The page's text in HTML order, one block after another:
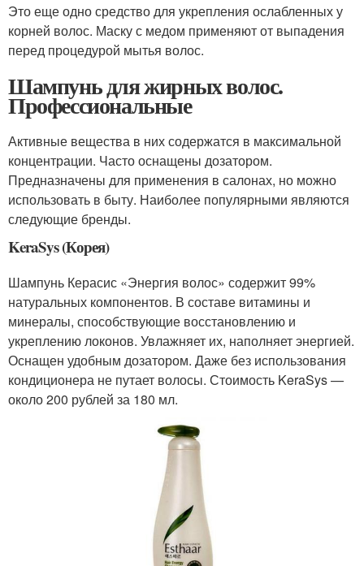
Это еще одно средство для укрепления ослабленных у
корней волос. Маску с медом применяют от выпадения
перед процедурой мытья волос.
Шампунь для жирных волос.
Профессиональные
Активные вещества в них содержатся в максимальной
концентрации. Часто оснащены дозатором.
Предназначены для применения в салонах, но можно
использовать в быту. Наиболее популярными являются
следующие бренды.
KeraSys (Корея)
Шампунь Керасис «Энергия волос» содержит 99%
натуральных компонентов. В составе витамины и
минералы, способствующие восстановлению и
укреплению локонов. Увлажняет их, наполняет энергией.
Оснащен удобным дозатором. Даже без использования
кондиционера не путает волосы. Стоимость KeraSys —
около 200 рублей за 180 мл.